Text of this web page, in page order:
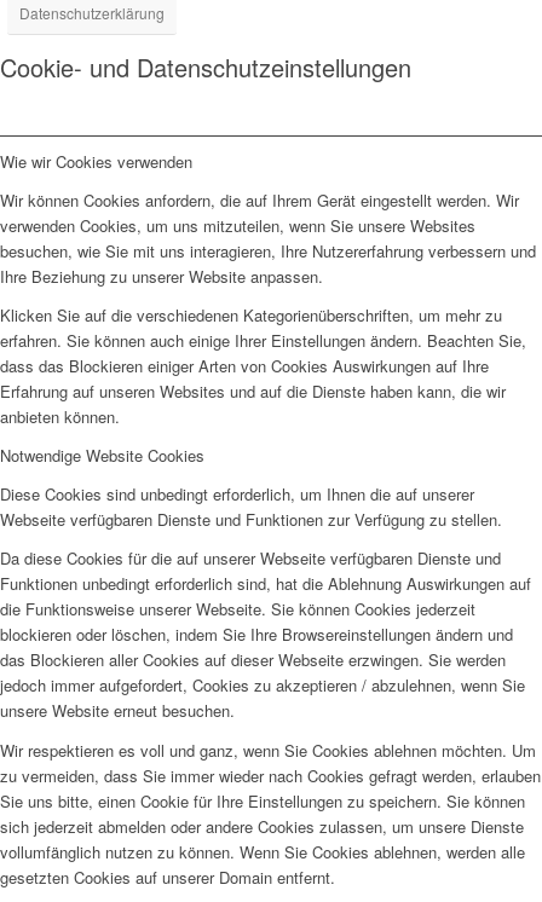
Datenschutzerklärung
Cookie- und Datenschutzeinstellungen
Wie wir Cookies verwenden
Wir können Cookies anfordern, die auf Ihrem Gerät eingestellt werden. Wir
verwenden Cookies, um uns mitzuteilen, wenn Sie unsere Websites
besuchen, wie Sie mit uns interagieren, Ihre Nutzererfahrung verbessern und
Ihre Beziehung zu unserer Website anpassen.
Klicken Sie auf die verschiedenen Kategorienüberschriften, um mehr zu
erfahren. Sie können auch einige Ihrer Einstellungen ändern. Beachten Sie,
dass das Blockieren einiger Arten von Cookies Auswirkungen auf Ihre
Erfahrung auf unseren Websites und auf die Dienste haben kann, die wir
anbieten können.
Notwendige Website Cookies
Diese Cookies sind unbedingt erforderlich, um Ihnen die auf unserer
Webseite verfügbaren Dienste und Funktionen zur Verfügung zu stellen.
Da diese Cookies für die auf unserer Webseite verfügbaren Dienste und
Funktionen unbedingt erforderlich sind, hat die Ablehnung Auswirkungen auf
die Funktionsweise unserer Webseite. Sie können Cookies jederzeit
blockieren oder löschen, indem Sie Ihre Browsereinstellungen ändern und
das Blockieren aller Cookies auf dieser Webseite erzwingen. Sie werden
jedoch immer aufgefordert, Cookies zu akzeptieren / abzulehnen, wenn Sie
unsere Website erneut besuchen.
Wir respektieren es voll und ganz, wenn Sie Cookies ablehnen möchten. Um
zu vermeiden, dass Sie immer wieder nach Cookies gefragt werden, erlauben
Sie uns bitte, einen Cookie für Ihre Einstellungen zu speichern. Sie können
sich jederzeit abmelden oder andere Cookies zulassen, um unsere Dienste
vollumfänglich nutzen zu können. Wenn Sie Cookies ablehnen, werden alle
gesetzten Cookies auf unserer Domain entfernt.